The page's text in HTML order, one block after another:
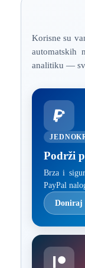
Korisne su
automatskih
analitiku —
Podrži
Brza i
PayPal
Doniraj